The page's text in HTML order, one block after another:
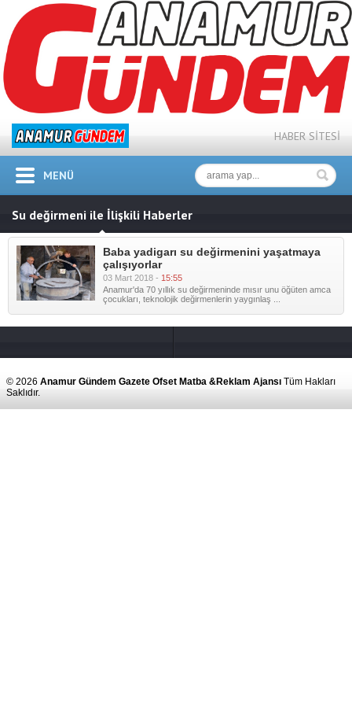
HABER SİTESİ
MENÜ
Su değirmeni ile İlişkili Haberler
Baba yadigarı su değirmenini yaşatmaya
çalışıyorlar
03 Mart 2018 - 15:55
Anamur'da 70 yıllık su değirmeninde mısır unu öğüten amca
çocukları, teknolojik değirmenlerin yaygınlaş ...
© 2026 Anamur Gündem Gazete Ofset Matba &Reklam Ajansı Tüm Hakları
Saklıdır.